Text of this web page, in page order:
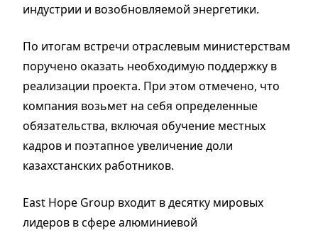
индустрии и возобновляемой энергетики.
По итогам встречи отраслевым министерствам
поручено оказать необходимую поддержку в
реализации проекта. При этом отмечено, что
компания возьмет на себя определенные
обязательства, включая обучение местных
кадров и поэтапное увеличение доли
казахстанских работников.
East Hope Group входит в десятку мировых
лидеров в сфере алюминиевой